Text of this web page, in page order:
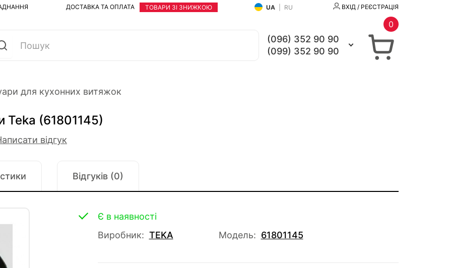
ДОСТАВКА ТА ОПЛАТА ТОВАРИ ЗІ ЗНИЖКОЮ UA RU ВХІД / РЕЄСТРАЦІЯ
(096) 352 90 90
(099) 352 90 90
0
для кухонних витяжок
Teka (61801145)
відгук
Відгуків (0)
Є в наявності
Виробник: TEKA Модель: 61801145